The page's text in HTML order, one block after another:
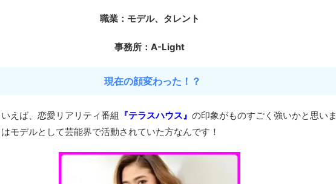
職業：モデル、タレント
事務所：A-Light
現在の顔変わった！？
えば、恋愛リアリティ番組 『テラスハウス』 の印象がものすごく強いかと思いま
モデルとして芸能界で活動されていた方なんです！